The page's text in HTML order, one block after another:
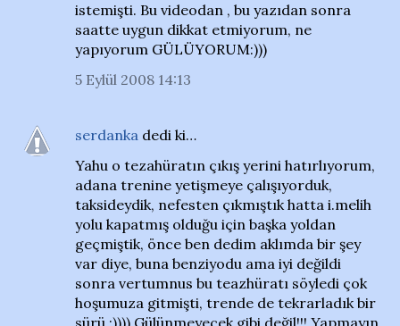
istemişti. Bu videodan , bu yazıdan sonra
saatte uygun dikkat etmiyorum, ne
yapıyorum GÜLÜYORUM:)))
5 Eylül 2008 14:13
serdanka dedi ki…
Yahu o tezahüratın çıkış yerini hatırlıyorum,
adana trenine yetişmeye çalışıyorduk,
taksideydik, nefesten çıkmıştık hatta i.melih
yolu kapatmış olduğu için başka yoldan
geçmiştik, önce ben dedim aklımda bir şey
var diye, buna benziyodu ama iyi değildi
sonra vertumnus bu teazhüratı söyledi çok
hoşumuza gitmişti, trende de tekrarladık bir
sürü :)))) Gülünmeyecek gibi değil!!! Yapmayın